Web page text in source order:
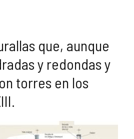
que, aunque
y redondas y
torres en los